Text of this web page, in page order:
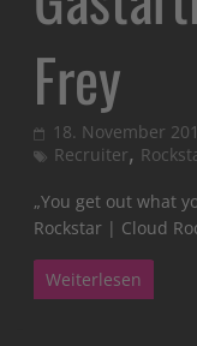
Frey
18. November
Recruiter,
„You get out what
Rockstar | Cloud
Weiterlesen